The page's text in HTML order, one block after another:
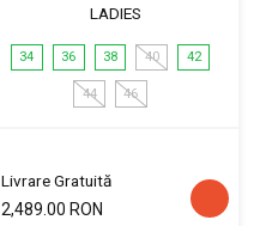
LADIES
34 36 38 40 42
44 46
Livrare Gratuită
2,489.00 RON